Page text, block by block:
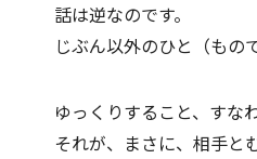
話は逆なのです。
じぶん以外のひと（もの
ゆっくりすること、すな
それが、まさに、相手と